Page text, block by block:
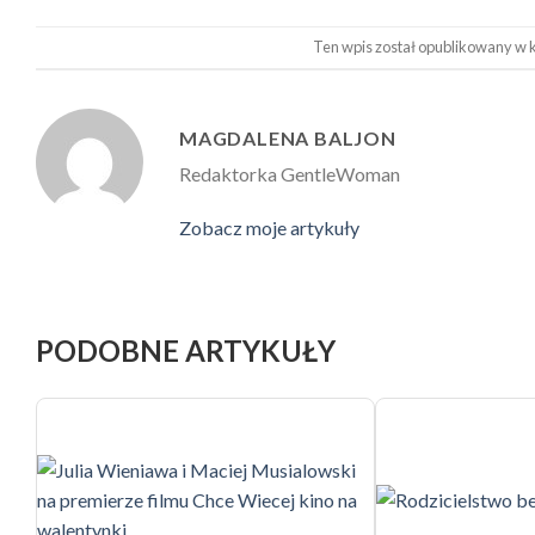
Ten wpis został opublikowany w
MAGDALENA BALJON
Redaktorka GentleWoman
Zobacz moje artykuły
PODOBNE ARTYKUŁY